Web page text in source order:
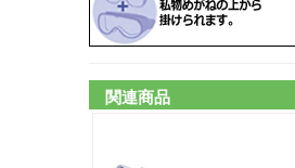
関連商品